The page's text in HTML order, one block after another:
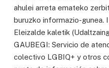
ahulei arreta emateko
buruzko informazio-gunea.
Eleizalde kaletik
GAUBEGI: Servicio de
colectivo LGBIQ+ y otros